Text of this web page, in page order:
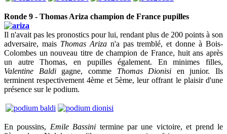
Ronde 9 - Thomas Ariza champion de France pupilles
Il n'avait pas les pronostics pour lui, rendant plus de 200 points à son
adversaire, mais Thomas Arizan'a pas tremblé, et donne à Bois-
Colombes un nouveau titre de champion de France, huit ans après
un autre Thomas, en pupilles également. En minimes filles,
Valentine Baldigagne, comme Thomas Dionisi en junior. Ils
terminent respectivement 4ème et 5ème, leur offrant le plaisir d'une
présence sur le podium.
En poussins, Emile Bassini termine par une victoire, et prend le